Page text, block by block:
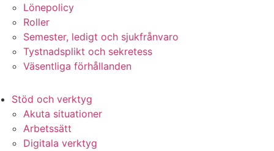
Lönepolicy
Roller
Semester, ledigt och sjukfrånvaro
Tystnadsplikt och sekretess
Väsentliga förhållanden
Stöd och verktyg
Akuta situationer
Arbetssätt
Digitala verktyg